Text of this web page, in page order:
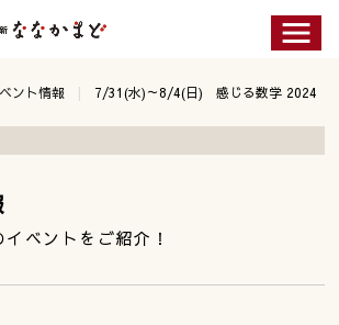
ント情報
7/31(水)～8/4(日) 感じる数学 2024
ベントをご紹介！